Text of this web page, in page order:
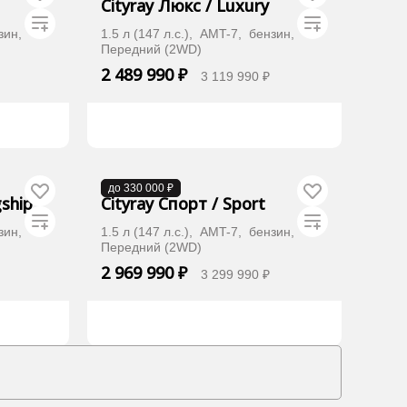
Cityray Люкс / Luxury
1.5 л (147 л.с.), AMT-7, бензин,
Передний (2WD)
2 489 990 ₽ 3 119 990 ₽
до 330 000 ₽
В наличии
Cityray Спорт / Sport
1.5 л (147 л.с.), AMT-7, бензин,
Передний (2WD)
2 969 990 ₽ 3 299 990 ₽